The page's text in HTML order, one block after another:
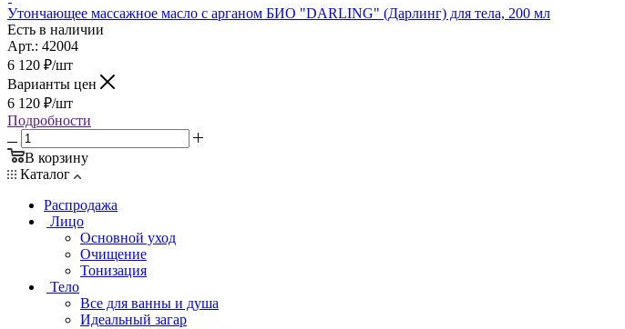
Утончающее массажное масло с арганом БИО "DARLING" (Дарлинг) для тела, 200 мл
Есть в наличии
Арт.: 42004
6 120 ₽/шт
Варианты цен
6 120 ₽/шт
Подробности
В корзину
Каталог
Распродажа
Лицо
Основной уход
Очищение
Тонизация
Тело
Все для ванны и душа
Идеальный загар